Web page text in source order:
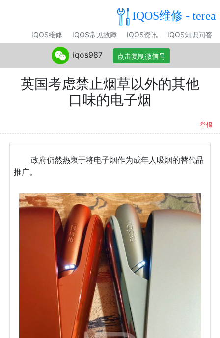
IQOS维修 - terea
IQOS维修 IQOS常见故障 IQOS资讯 IQOS知识问答
英国考虑禁止烟草以外的其他
口味的电子烟
举报
政府仍然热衷于将电子烟作为成年人吸烟的替代品
推广。
iqos987 点击复制微信号